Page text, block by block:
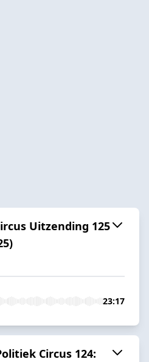
Uitzending 125
23:17
Circus 124: